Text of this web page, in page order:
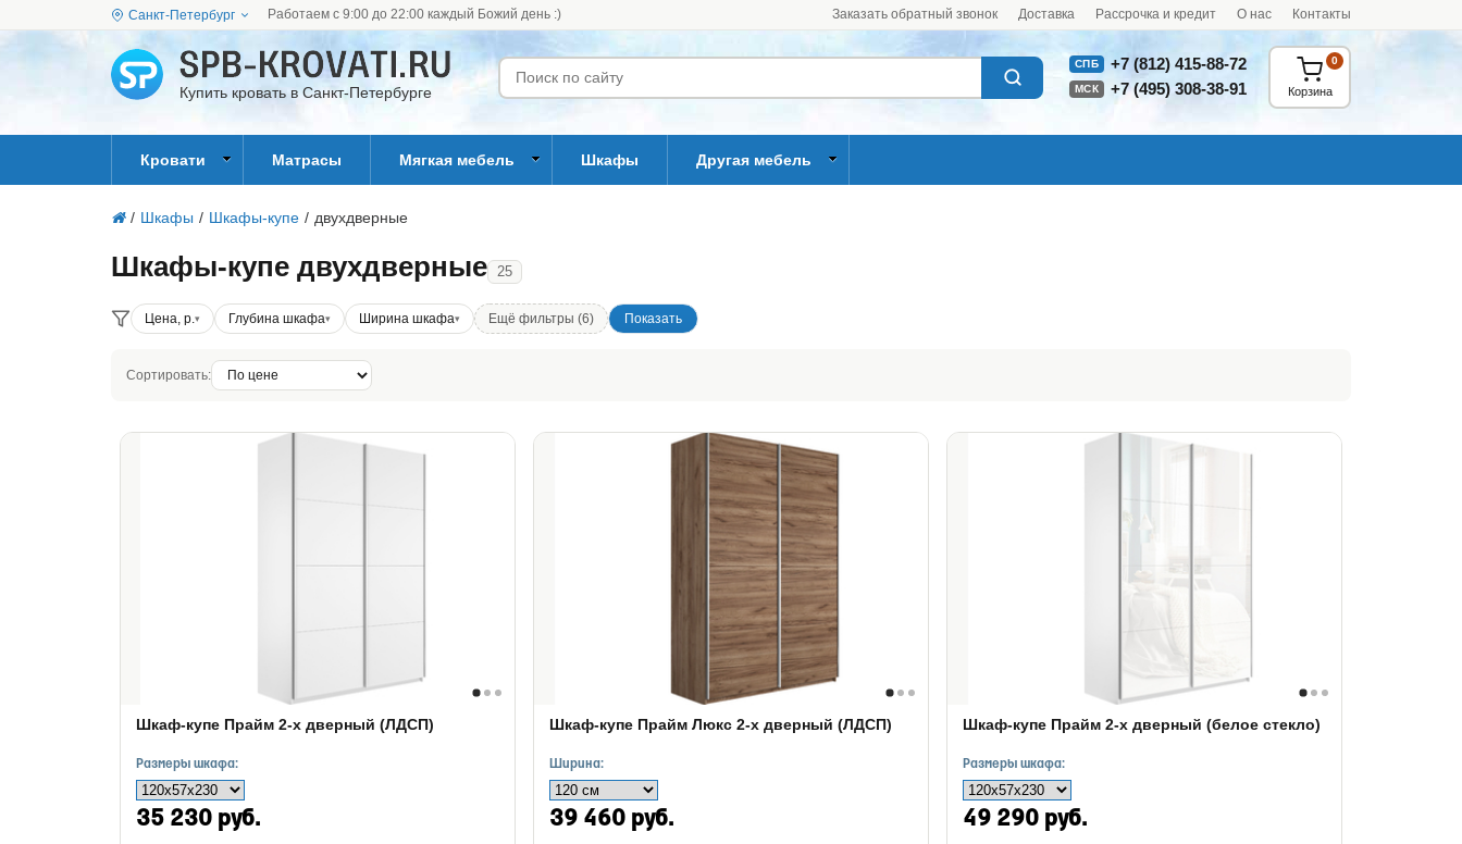
Санкт-Петербург Работаем с 9:00 до 22:00 каждый Божий день :) Заказать обратный звонок Доставка Рассрочка и кредит О нас Контакты
Купить кровать в Санкт-Петербурге
СПБ +7 (812) 415-88-72
МСК +7 (495) 308-38-91 Корзина
0
Кровати Матрасы Мягкая мебель Шкафы Другая мебель
/ Шкафы / Шкафы-купе / двухдверные
Шкафы-купе двухдверные 25
Цена, р. Глубина шкафа Ширина шкафа Ещё фильтры (6)
Сортировать:
Шкаф-купе Прайм 2-х дверный (ЛДСП)
Размеры шкафа:
35 230 руб.
Шкаф-купе Прайм Люкс 2-х дверный (ЛДСП)
Ширина:
39 460 руб.
Шкаф-купе Прайм 2-х дверный (белое стекло)
Размеры шкафа:
49 290 руб.